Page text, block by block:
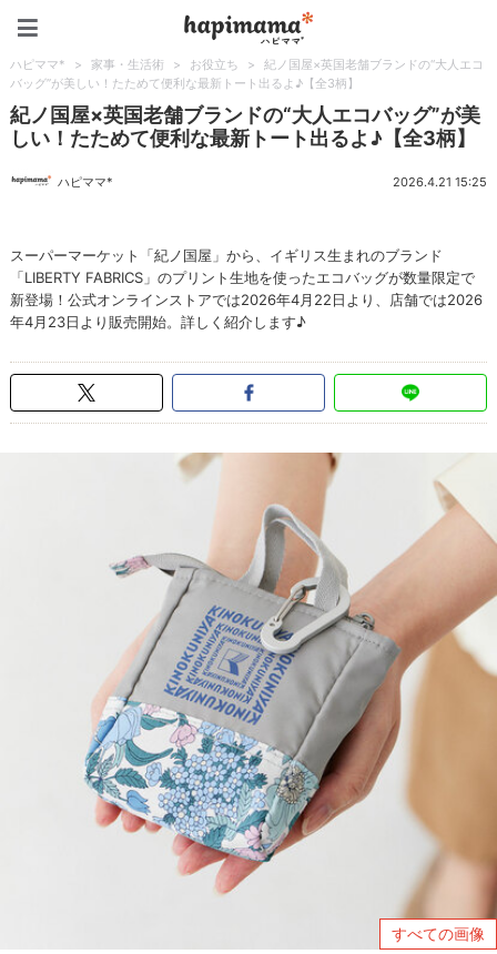
ハピママ* > 家事・生活術 > お役立ち >
紀ノ国屋×英国老舗ブランドの“大人エコ
バッグ”が美しい！たためて便利な最新トート出るよ♪【全3柄】
紀ノ国屋×英国老舗ブランドの“大人エコバッグ”が美
しい！たためて便利な最新トート出るよ♪【全3柄】
ハピママ* 2026.4.21 15:25
スーパーマーケット「紀ノ国屋」から、イギリス生まれのブランド
「LIBERTY FABRICS」のプリント生地を使ったエコバッグが数量限定で
新登場！公式オンラインストアでは2026年4月22日より、店舗では2026
年4月23日より販売開始。詳しく紹介します♪
すべての画像